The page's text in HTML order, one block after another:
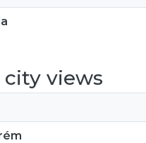
city views